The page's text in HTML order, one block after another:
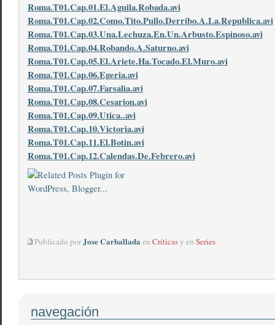
Roma.T01.Cap.01.El.Aguila.Robada.avi
Roma.T01.Cap.02.Como.Tito.Pullo.Derribo.A.La.Republica.avi
Roma.T01.Cap.03.Una.Lechuza.En.Un.Arbusto.Espinoso.avi
Roma.T01.Cap.04.Robando.A.Saturno.avi
Roma.T01.Cap.05.El.Ariete.Ha.Tocado.El.Muro.avi
Roma.T01.Cap.06.Egeria.avi
Roma.T01.Cap.07.Farsalia.avi
Roma.T01.Cap.08.Cesarion.avi
Roma.T01.Cap.09.Utica..avi
Roma.T01.Cap.10.Victoria.avi
Roma.T01.Cap.11.El.Botin.avi
Roma.T01.Cap.12.Calendas.De.Febrero.avi
Publicado porJose Carballadaen Críticasy en Series
navegación